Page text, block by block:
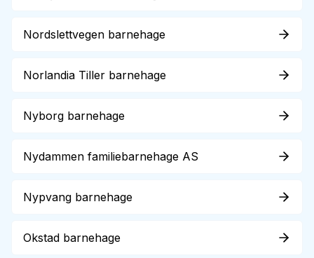
Nordslettvegen barnehage
Norlandia Tiller barnehage
Nyborg barnehage
Nydammen familiebarnehage AS
Nypvang barnehage
Okstad barnehage